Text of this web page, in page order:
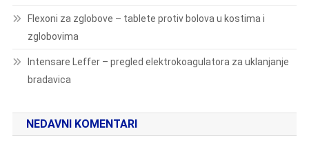
Flexoni za zglobove – tablete protiv bolova u kostima i
zglobovima
Intensare Leffer – pregled elektrokoagulatora za uklanjanje
bradavica
NEDAVNI KOMENTARI